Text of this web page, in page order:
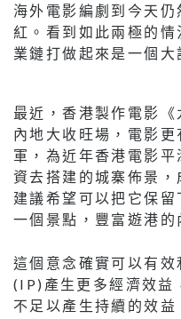
海外電影編劇到今天
紅。看到如此兩極的
業鏈打做起來是一個大
最近，香港製作電影
內地大收旺場，電影
軍，為近年香港電影
資去搭建的城寨佈景
建議希望可以把它保
一個景點，豐富遊港的
這個意念確實可以有
(IP)產生更多經濟效益
不足以產生持續的效